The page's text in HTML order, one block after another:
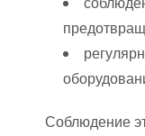
Соблюдение